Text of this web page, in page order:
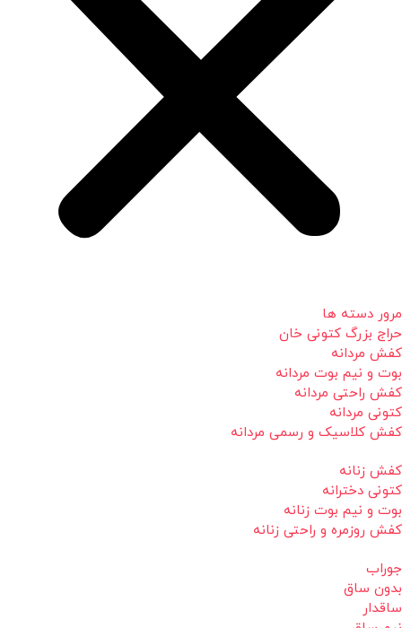
مرور دسته ها
حراج بزرگ کتونی خان
کفش مردانه
بوت و نیم بوت مردانه
کفش راحتی مردانه
کتونی مردانه
کفش کلاسیک و رسمی مردانه
کفش زنانه
کتونی دخترانه
بوت و نیم بوت زنانه
کفش روزمره و راحتی زنانه
جوراب
بدون ساق
ساقدار